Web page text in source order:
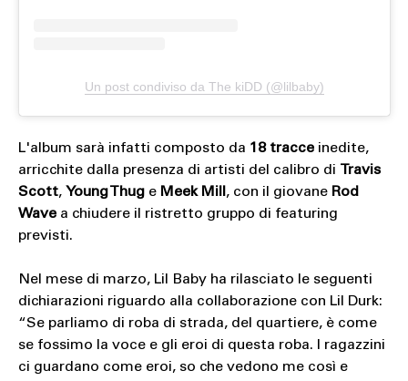
Un post condiviso da The kiDD (@lilbaby)
L'album sarà infatti composto da 18 tracceinedite,
arricchite dalla presenza di artisti del calibro di
Travis
Scott, Young Thug e Meek Mill, con il giovane Rod
Wave a chiudere il ristretto gruppo di featuring
previsti.
Nel mese di marzo, Lil Baby ha rilasciato le seguenti
dichiarazioni riguardo alla collaborazione con Lil Durk:
“Se parliamo di roba di strada, del quartiere, è come
se fossimo la voce e gli eroi di questa roba. I ragazzini
ci guardano come eroi, so che vedono me così e